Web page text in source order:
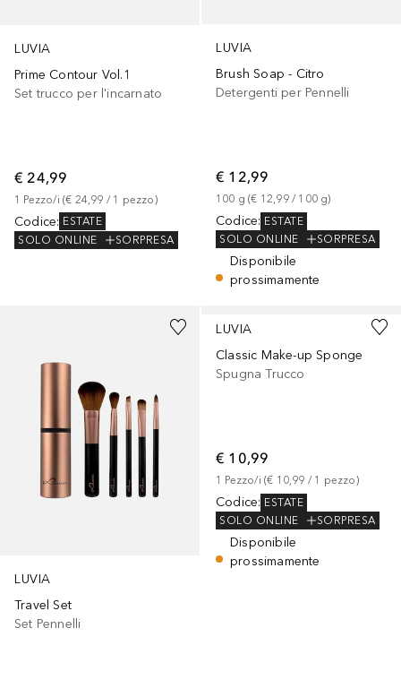
LUVIA
Prime Contour Vol.1
Set trucco per l'incarnato
€ 24,99
1 Pezzo/i (€ 24,99 / 1 pezzo)
Codice: ESTATE
SOLO ONLINE
SORPRESA
LUVIA
Brush Soap - Citro
Detergenti per Pennelli
€ 12,99
100 g (€ 12,99 / 100 g)
Codice: ESTATE
SOLO ONLINE
SORPRESA
Disponibile
prossimamente
LUVIA
Travel Set
Set Pennelli
LUVIA
Classic Make-up Sponge
Spugna Trucco
€ 10,99
1 Pezzo/i (€ 10,99 / 1 pezzo)
Codice: ESTATE
SOLO ONLINE
SORPRESA
Disponibile
prossimamente